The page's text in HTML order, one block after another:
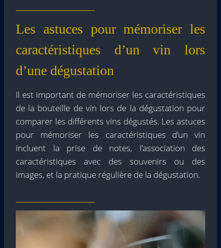
Les astuces pour mémoriser les
caractéristiques d’un vin lors
d’une dégustation
Il est important de mémoriser les caractéristiques
de la bouteille de vin lors de la dégustation pour
comparer les différents vins dégustés. Les astuces
pour mémoriser les caractéristiques d’un vin
incluent la prise de notes, l’association des
caractéristiques avec des souvenirs ou des
images, et la pratique régulière de la dégustation.